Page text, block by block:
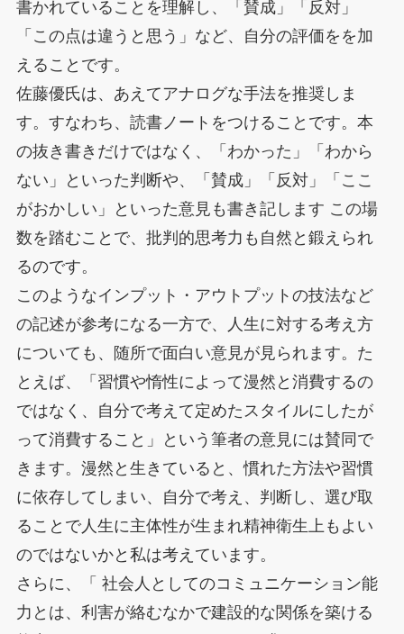
書かれていることを理解し、「賛成」「反対」
「この点は違うと思う」など、自分の評価をを加
えることです。
佐藤優氏は、あえてアナログな手法を推奨しま
す。すなわち、読書ノートをつけることです。本
の抜き書きだけではなく、「わかった」「わから
ない」といった判断や、「賛成」「反対」「ここ
がおかしい」といった意見も書き記します この場
数を踏むことで、批判的思考力も自然と鍛えられ
るのです。
このようなインプット・アウトプットの技法など
の記述が参考になる一方で、人生に対する考え方
についても、随所で面白い意見が見られます。た
とえば、「習慣や惰性によって漫然と消費するの
ではなく、自分で考えて定めたスタイルにしたが
って消費すること」という筆者の意見には賛同で
きます。漫然と生きていると、慣れた方法や習慣
に依存してしまい、自分で考え、判断し、選び取
ることで人生に主体性が生まれ精神衛生上もよい
のではないかと私は考えています。
さらに、「 社会人としてのコミュニケーション能
力とは、利害が絡むなかで建設的な関係を築ける